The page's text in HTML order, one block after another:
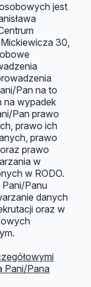
jest
30,
Pan na to
na wypadek
Pan prawo
prawo ich
prawo
prawo
w
w RODO.
Pani/Panu
danych
oraz w
Pani/Pana